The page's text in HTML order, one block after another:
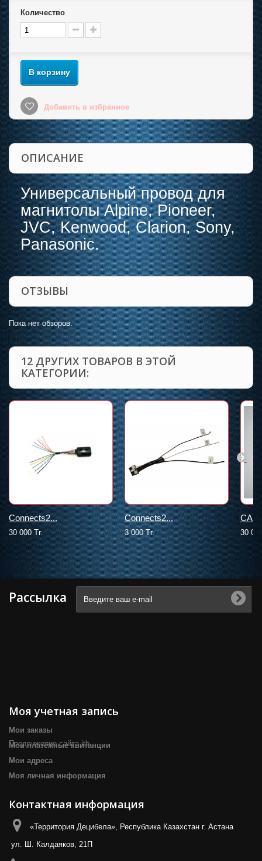
Количество
В корзину
Добавить в избранное
ОПИСАНИЕ
Универсальный провод для
магнитолы Alpine, Pioneer,
JVC, Kenwood, Clarion, Sony,
Panasonic.
ОТЗЫВЫ
Пока нет обзоров.
12 ДРУГИХ ТОВАРОВ В ЭТОЙ
КАТЕГОРИИ:
Connects2...
30 000 Тг.
Connects2...
3 000 Тг. 30
Рассылка
Продвижение сайта itb
Моя учетная запись
Мои заказы
Мои платёжные квитанции
Мои адреса
Моя личная информация
Контактная информация
«Территория Децибела», Республика Казахстан г. Астана
ул. Ш. Калдаяков, 21П